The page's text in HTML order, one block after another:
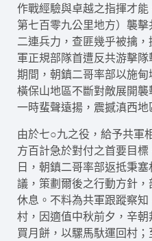
作戰經驗與卓越之指揮才
第七百零九公里地方）襲
二連兵力，查匪幾乎被擒
軍正規部隊首遭反共游擊
期間，朝鎮二哥率部以施
橫保山地區不斷對敵展開
一時蜚聲遠揚，震撼滇西地
由於七○九之役，給予共軍
方百計急於對付之首要目
日，朝鎮二哥率部返抵秉
議，策劃爾後之行動方針
休息。不料為共軍跟蹤察
村，因適值中秋前夕，辛
買月餅，以騾馬馱運回村